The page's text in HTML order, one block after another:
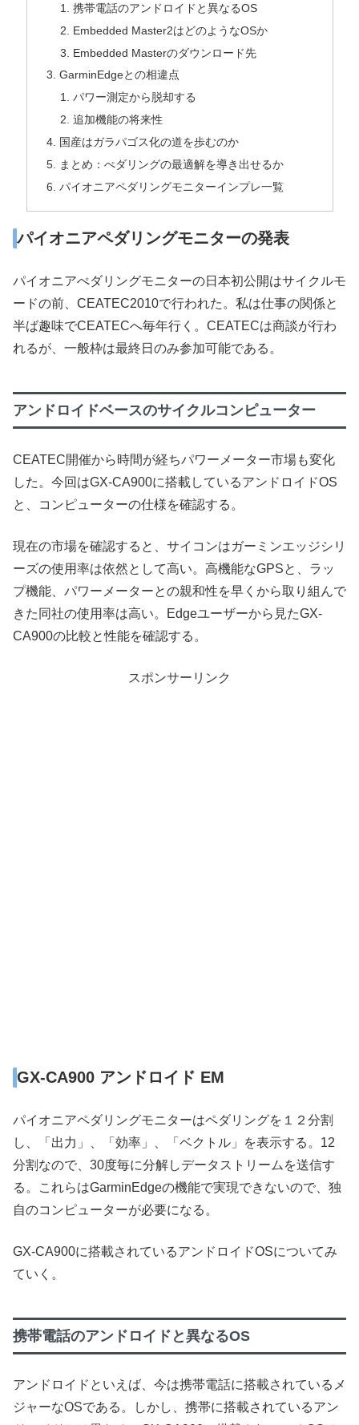
携帯電話のアンドロイドと異なるOS
Embedded Master2はどのようなOSか
Embedded Masterのダウンロード先
GarminEdgeとの相違点
パワー測定から脱却する
追加機能の将来性
国産はガラパゴス化の道を歩むのか
まとめ：ぺダリングの最適解を導き出せるか
パイオニアペダリングモニターインプレ一覧
パイオニアペダリングモニターの発表
パイオニアぺダリングモニターの日本初公開はサイクルモ
ードの前、CEATEC2010で行われた。私は仕事の関係と
半ば趣味でCEATECへ毎年行く。CEATECは商談が行わ
れるが、一般枠は最終日のみ参加可能である。
アンドロイドベースのサイクルコンピューター
CEATEC開催から時間が経ちパワーメーター市場も変化
した。今回はGX-CA900に搭載しているアンドロイドOS
と、コンピューターの仕様を確認する。
現在の市場を確認すると、サイコンはガーミンエッジシリ
ーズの使用率は依然として高い。高機能なGPSと、ラッ
プ機能、パワーメーターとの親和性を早くから取り組んで
きた同社の使用率は高い。Edgeユーザーから見たGX-
CA900の比較と性能を確認する。
スポンサーリンク
GX-CA900 アンドロイド EM
パイオニアペダリングモニターはペダリングを１２分割
し、「出力」、「効率」、「ベクトル」を表示する。12
分割なので、30度毎に分解しデータストリームを送信す
る。これらはGarminEdgeの機能で実現できないので、独
自のコンピューターが必要になる。
GX-CA900に搭載されているアンドロイドOSについてみ
ていく。
携帯電話のアンドロイドと異なるOS
アンドロイドといえば、今は携帯電話に搭載されているメ
ジャーなOSである。しかし、携帯に搭載されているアン